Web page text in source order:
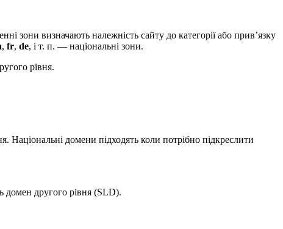
зони визначають належність сайту до категорії або прив’язку
, fr, de, і т. п. — національні зони.
рівня.
домени підходять коли потрібно підкреслити
домен другого рівня (SLD).